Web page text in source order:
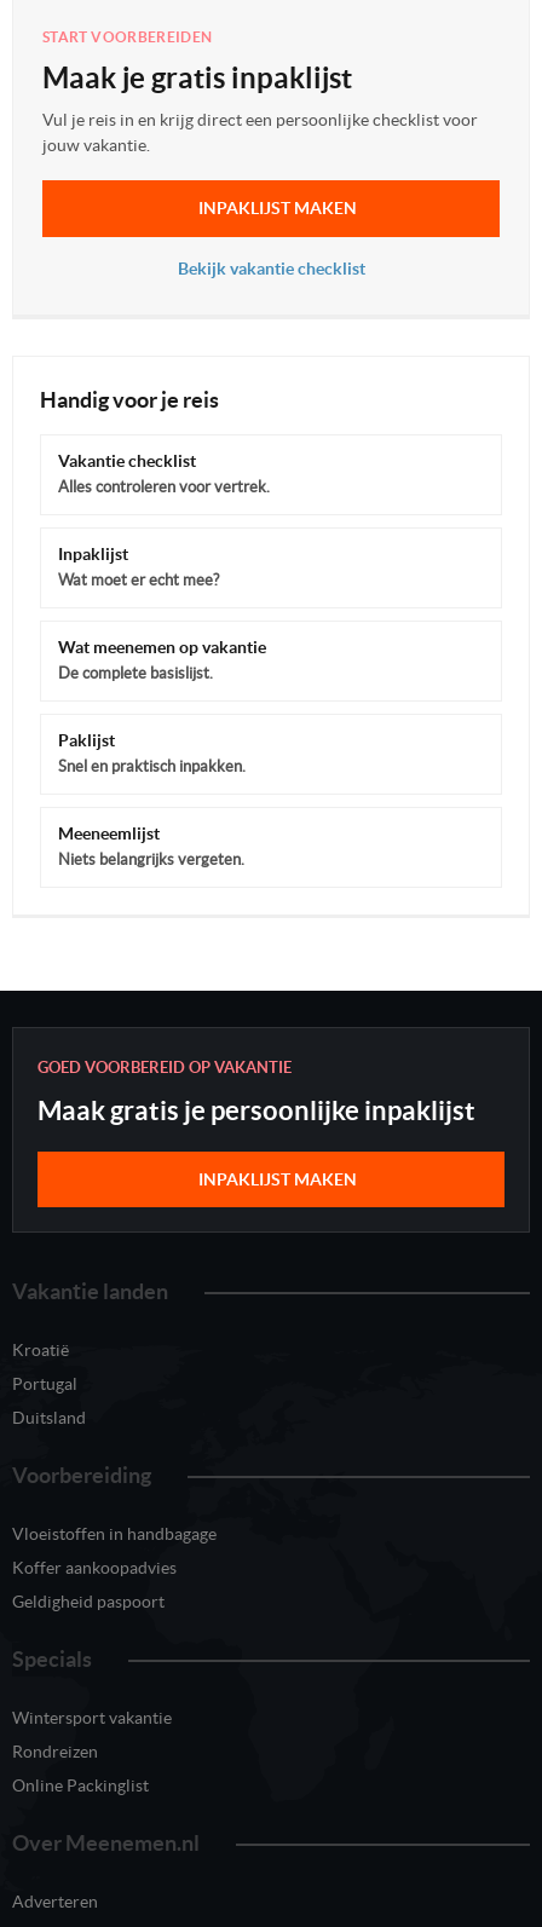
START VOORBEREIDEN
Maak je gratis inpaklijst
Vul je reis in en krijg direct een persoonlijke checklist voor
jouw vakantie.
INPAKLIJST MAKEN
Bekijk vakantie checklist
Handig voor je reis
Vakantie checklist
Alles controleren voor vertrek.
Inpaklijst
Wat moet er echt mee?
Wat meenemen op vakantie
De complete basislijst.
Paklijst
Snel en praktisch inpakken.
Meeneemlijst
Niets belangrijks vergeten.
GOED VOORBEREID OP VAKANTIE
Maak gratis je persoonlijke inpaklijst
INPAKLIJST MAKEN
Vakantie landen
Kroatië
Portugal
Duitsland
Voorbereiding
Vloeistoffen in handbagage
Koffer aankoopadvies
Geldigheid paspoort
Specials
Wintersport vakantie
Rondreizen
Online Packinglist
Over Meenemen.nl
Adverteren